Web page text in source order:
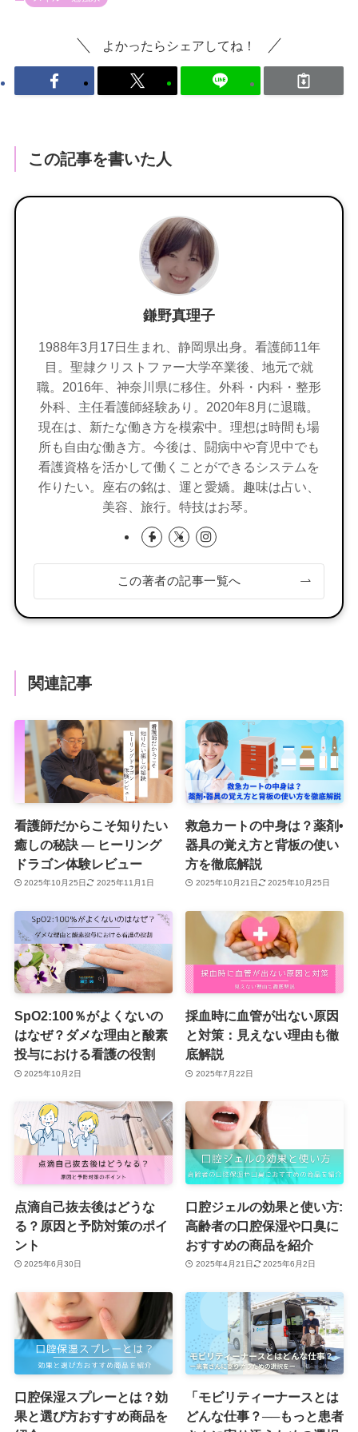
よかったらシェアしてね！
この記事を書いた人
鎌野真理子
1988年3月17日生まれ、静岡県出身。看護師11年
目。聖隷クリストファー大学卒業後、地元で就
職。2016年、神奈川県に移住。外科・内科・整形
外科、主任看護師経験あり。2020年8月に退職。
現在は、新たな働き方を模索中。理想は時間も場
所も自由な働き方。今後は、闘病中や育児中でも
看護資格を活かして働くことができるシステムを
作りたい。座右の銘は、運と愛嬌。趣味は占い、
美容、旅行。特技はお琴。
この著者の記事一覧へ
関連記事
看護師だからこそ知りたい
癒しの秘訣 ― ヒーリング
ドラゴン体験レビュー
2025年10月25日 2025年11月1日
救急カートの中身は？薬剤•
器具の覚え方と背板の使い
方を徹底解説
2025年10月21日 2025年10月25日
SpO2:100％がよくないの
はなぜ？ダメな理由と酸素
投与における看護の役割
2025年10月2日
採血時に血管が出ない原因
と対策：見えない理由も徹
底解説
2025年7月22日
点滴自己抜去後はどうな
る？原因と予防対策のポイ
ント
2025年6月30日
口腔ジェルの効果と使い方:
高齢者の口腔保湿や口臭に
おすすめの商品を紹介
2025年4月21日 2025年6月2日
口腔保湿スプレーとは？効
果と選び方おすすめ商品を
「モビリティーナースとは
どんな仕事？──もっと患者